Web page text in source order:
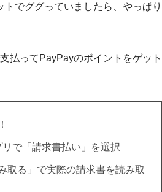
トでググっていましたら、やっぱり
払ってPayPayのポイントをゲット
で「請求書払い」を選択
取る」で実際の請求書を読み取